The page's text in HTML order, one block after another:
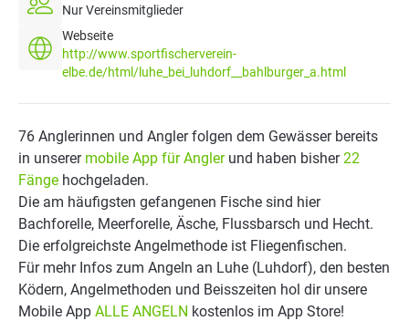
Nur Vereinsmitglieder
Webseite
http://www.sportfischerverein-
elbe.de/html/luhe_bei_luhdorf__bahlburger_a.html
76 Anglerinnen und Angler folgen dem Gewässer bereits
in unserer mobile App für Anglerund haben bisher22
Fänge hochgeladen.
Die am häufigsten gefangenen Fische sind hier
Bachforelle, Meerforelle, Äsche, Flussbarsch und Hecht.
Die erfolgreichste Angelmethode ist Fliegenfischen.
Für mehr Infos zum Angeln an Luhe (Luhdorf), den besten
Ködern, Angelmethoden und Beisszeiten hol dir unsere
Mobile App ALLE ANGELN kostenlos im App Store!